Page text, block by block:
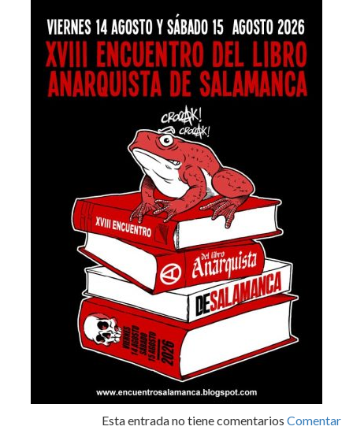
Esta entrada no tiene comentarios Comentar